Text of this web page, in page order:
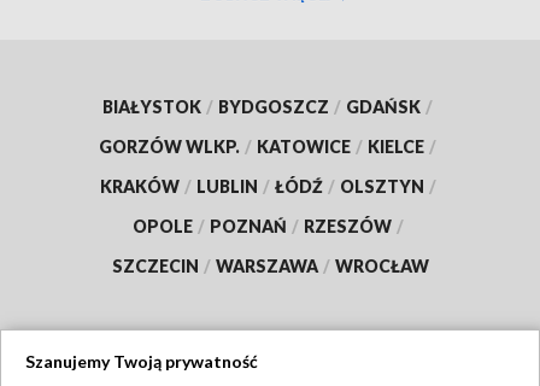
BIAŁYSTOK / BYDGOSZCZ / GDAŃSK /
GORZÓW WLKP. / KATOWICE / KIELCE /
KRAKÓW / LUBLIN / ŁÓDŹ / OLSZTYN /
OPOLE / POZNAŃ / RZESZÓW /
SZCZECIN / WARSZAWA / WROCŁAW
Szanujemy Twoją prywatność